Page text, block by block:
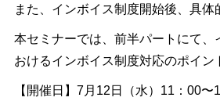
また、インボイス制度開始後、具
本セミナーでは、前半パートにて
おけるインボイス制度対応のポイン
【開催日】7月12日（水）11：00〜